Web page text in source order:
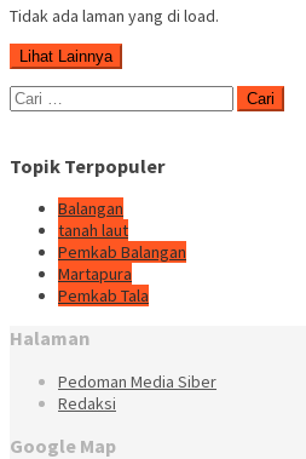
Tidak ada laman yang di load.
Lihat Lainnya
Cari
untuk:
Topik Terpopuler
Balangan
tanah laut
Pemkab Balangan
Martapura
Pemkab Tala
Halaman
Pedoman Media Siber
Redaksi
Google Map